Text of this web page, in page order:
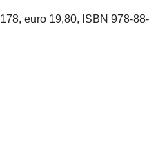
euro 19,80, ISBN 978-88-